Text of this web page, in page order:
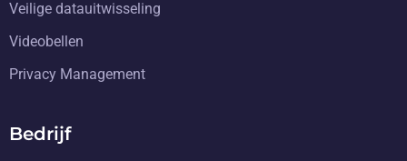
Veilige datauitwisseling
Videobellen
Privacy Management
Bedrijf